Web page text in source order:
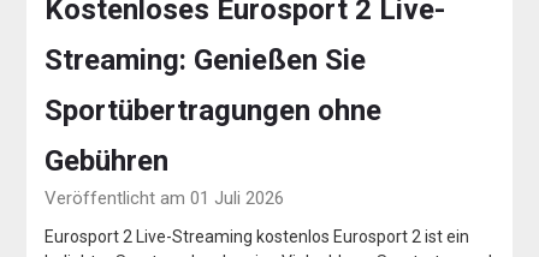
Kostenloses Eurosport 2 Live-
Streaming: Genießen Sie
Sportübertragungen ohne
Gebühren
Veröffentlicht am 01 Juli 2026
Eurosport 2 Live-Streaming kostenlos Eurosport 2 ist ein